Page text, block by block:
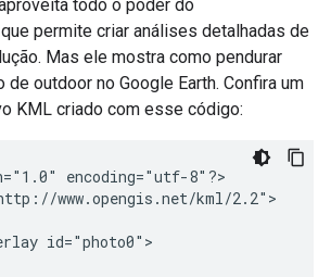
todo o poder do
permite criar análises detalhadas de
Mas ele mostra como pendurar
outdoor no Google Earth. Confira um
KML criado com esse código:
encoding="utf-8"?>
www.opengis.net/kml/2.2">
id="photo0">